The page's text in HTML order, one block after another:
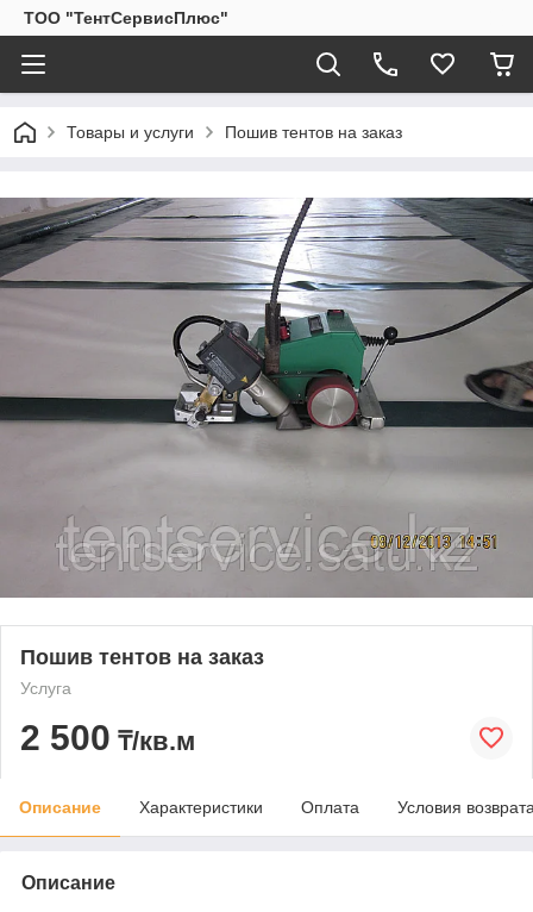
ТОО "ТентСервисПлюс"
Товары и услуги Пошив тентов на заказ
Пошив тентов на заказ
Услуга
2 500 ₸/кв.м
Описание Характеристики Оплата Условия
Описание